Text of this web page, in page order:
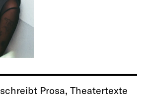
schreibt Prosa, Theatertexte